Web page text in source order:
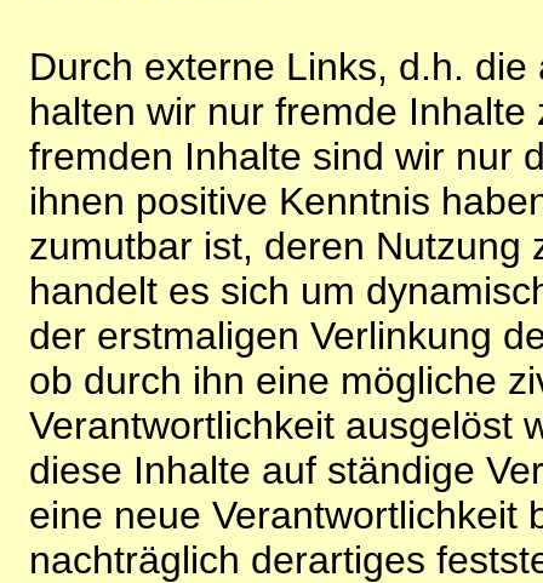
Durch externe Links, d.h.
halten wir nur fremde
fremden Inhalte sind wir nur
ihnen positive Kenntnis
zumutbar ist, deren Nutzung
handelt es sich um
der erstmaligen Verlinkung
ob durch ihn eine mögliche
Verantwortlichkeit ausgelöst
diese Inhalte auf ständige
eine neue Verantwortlichkeit
nachträglich derartiges